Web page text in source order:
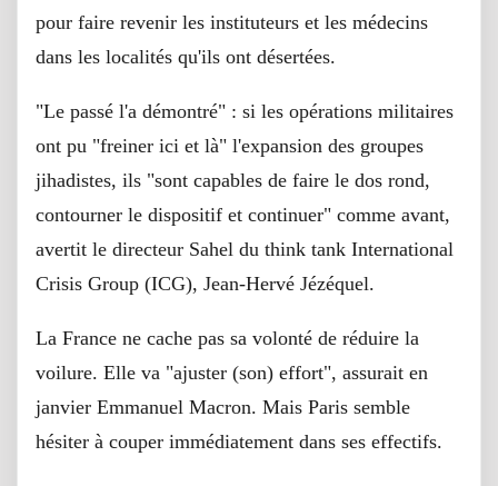
pour faire revenir les instituteurs et les médecins
dans les localités qu'ils ont désertées.
"Le passé l'a démontré" : si les opérations militaires
ont pu "freiner ici et là" l'expansion des groupes
jihadistes, ils "sont capables de faire le dos rond,
contourner le dispositif et continuer" comme avant,
avertit le directeur Sahel du think tank International
Crisis Group (ICG), Jean-Hervé Jézéquel.
La France ne cache pas sa volonté de réduire la
voilure. Elle va "ajuster (son) effort", assurait en
janvier Emmanuel Macron. Mais Paris semble
hésiter à couper immédiatement dans ses effectifs.